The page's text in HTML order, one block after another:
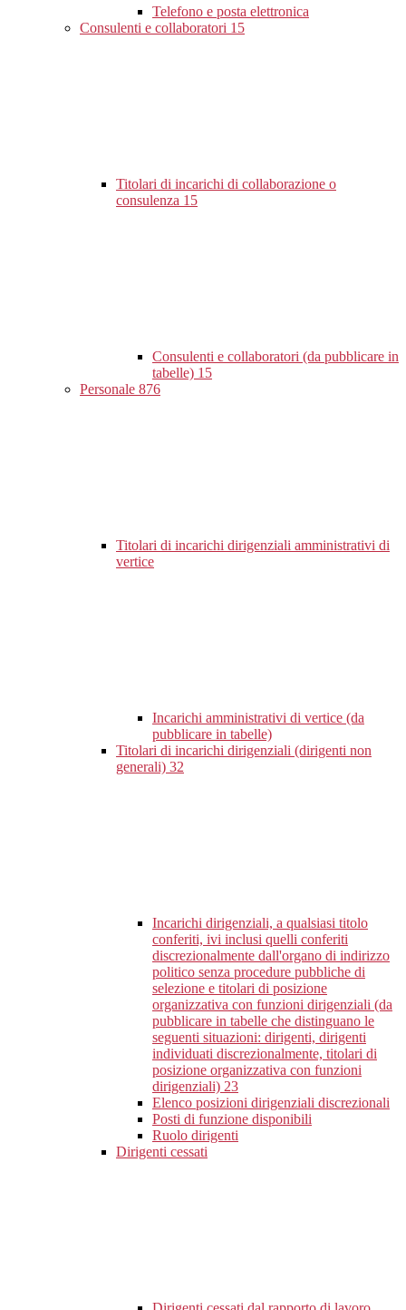
Telefono e posta elettronica
Consulenti e collaboratori 15
Titolari di incarichi di collaborazione o
consulenza 15
Consulenti e collaboratori (da pubblicare in
tabelle) 15
Personale 876
Titolari di incarichi dirigenziali amministrativi di
vertice
Incarichi amministrativi di vertice (da
pubblicare in tabelle)
Titolari di incarichi dirigenziali (dirigenti non
generali) 32
Incarichi dirigenziali, a qualsiasi titolo
conferiti, ivi inclusi quelli conferiti
discrezionalmente dall'organo di indirizzo
politico senza procedure pubbliche di
selezione e titolari di posizione
organizzativa con funzioni dirigenziali (da
pubblicare in tabelle che distinguano le
seguenti situazioni: dirigenti, dirigenti
individuati discrezionalmente, titolari di
posizione organizzativa con funzioni
dirigenziali) 23
Elenco posizioni dirigenziali discrezionali
Posti di funzione disponibili
Ruolo dirigenti
Dirigenti cessati